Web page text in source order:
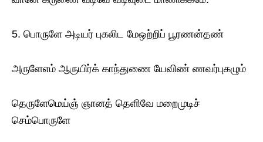
5. பொருளே அடியர் புகலிட மேஒற்றிப் பூரணன்தண்
அருளேஎம் ஆருயிர்க் காந்துணை யேவிண் ணவர்புகழும்
தெருளேமெய்ஞ் ஞானத் தெளிவே மறைமுடிச்
செம்பொருளே